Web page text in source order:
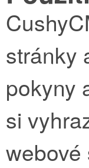
stránky
pokyny
si